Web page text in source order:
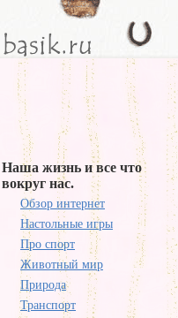
Наша жизнь и все что
вокруг нас.
Обзор интернет
Настольные игры
Про спорт
Животный мир
Природа
Транспорт